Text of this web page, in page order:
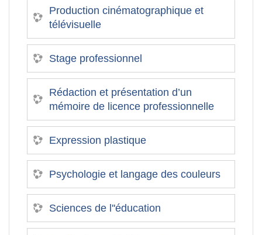
Production cinématographique et
télévisuelle
Stage professionnel
Rédaction et présentation d’un
mémoire de licence professionnelle
Expression plastique
Psychologie et langage des couleurs
Sciences de l''éducation